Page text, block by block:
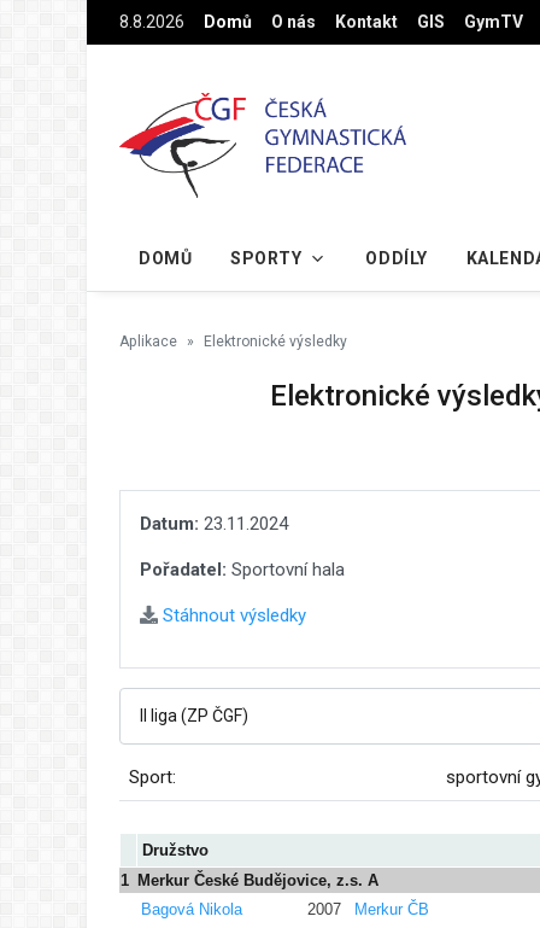
Na hlavní obsah8.8.2026 Domů O nás Kontakt GIS GymTV
DOMŮ SPORTY ODDÍLY
Aplikace Elektronické výsledky
Elektronické
Datum: 23.11.2024
Pořadatel: Sportovní hala
Stáhnout výsledky
Sport: sportovní
Družstvo
1 Merkur České Budějovice, z.s. A
Bagová Nikola
2007
Merkur ČB